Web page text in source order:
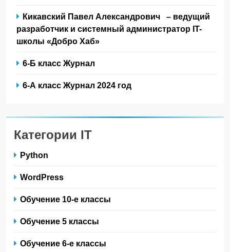
Кикавский Павел Александрович – ведущий
разработчик и системный администратор IT-
школы «Добро Хаб»
6-Б класс Журнал
6-А класс Журнал 2024 год
Категории IT
Python
WordPress
Обучение 10-е классы
Обучение 5 классы
Обучение 6-е классы